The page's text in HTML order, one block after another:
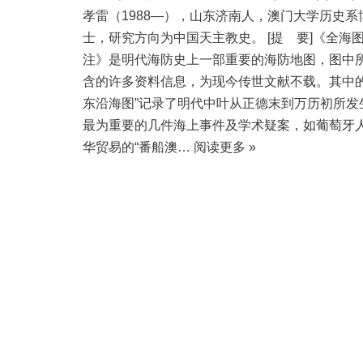
孝雷（1988—），山东济南人，澳门大学历史系
士，研究方向为中国天主教史。 [提 要]《全海图
注》是明代海防史上一部重要的海防地图，图中
含的许多资料信息，为现今传世文献不载。其中
东沿海图”记录了明代中叶从正德末到万历初所发
最为重要的几件海上事件及学术疑案，如葡萄牙
华贸易的“番船澳… 阅读更多 »